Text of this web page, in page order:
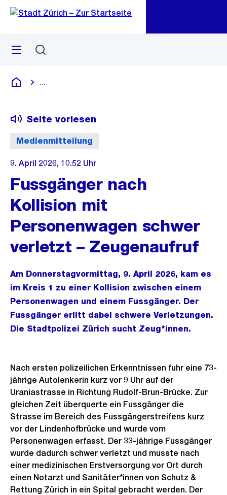
Navigation
Sprunglink
Menü
Deutsch
Medienmitteilung
Seite vorlesen
9. April 2026, 10.52 Uhr
Fussgänger nach
Kollision mit
Personenwagen schwer
verletzt – Zeugenaufruf
Am Donnerstagvormittag, 9. April 2026, kam es
im Kreis 1 zu einer Kollision zwischen einem
Personenwagen und einem Fussgänger. Der
Fussgänger erlitt dabei schwere Verletzungen.
Die Stadtpolizei Zürich sucht Zeug*innen.
Nach ersten polizeilichen Erkenntnissen fuhr eine 73-
jährige Autolenkerin kurz vor 9 Uhr auf der
Uraniastrasse in Richtung Rudolf-Brun-Brücke. Zur
gleichen Zeit überquerte ein Fussgänger die
Strasse im Bereich des Fussgängerstreifens kurz
vor der Lindenhofbrücke und wurde vom
Personenwagen erfasst. Der 33-jährige Fussgänger
wurde dadurch schwer verletzt und musste nach
einer medizinischen Erstversorgung vor Ort durch
einen Notarzt und Sanitäter*innen von Schutz &
Rettung Zürich in ein Spital gebracht werden. Der